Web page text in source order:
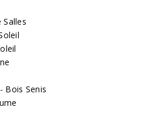
Salles
Bois Senis